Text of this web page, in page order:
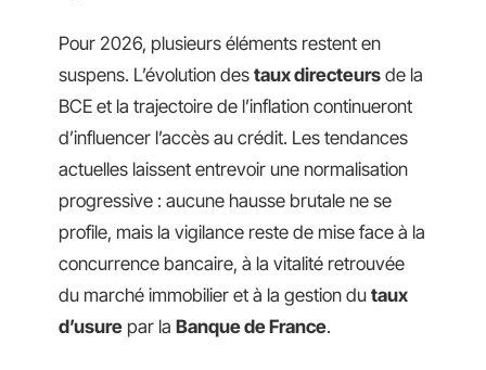
Pour 2026, plusieurs éléments restent en
suspens. L’évolution des taux directeurs de la
BCE et la trajectoire de l’inflation continueront
d’influencer l’accès au crédit. Les tendances
actuelles laissent entrevoir une normalisation
progressive : aucune hausse brutale ne se
profile, mais la vigilance reste de mise face à la
concurrence bancaire, à la vitalité retrouvée
du marché immobilier et à la gestion du taux
d’usure par la Banque de France.